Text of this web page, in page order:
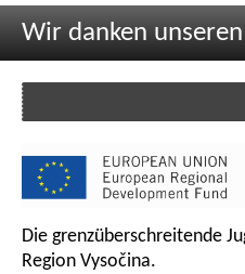
Wir danken
Die grenzüberschreitende
Region Vysočina.